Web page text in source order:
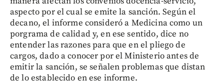
aspecto por el cual se emite la sanción. Según el
decano, el informe consideró a Medicina como un
porgrama de calidad y, en ese sentido, dice no
entender las razones para que en el pliego de
cargos, dado a conocer por el Ministerio antes de
emitir la sanción, se señalen problemas que distan
de lo establecido en ese informe.